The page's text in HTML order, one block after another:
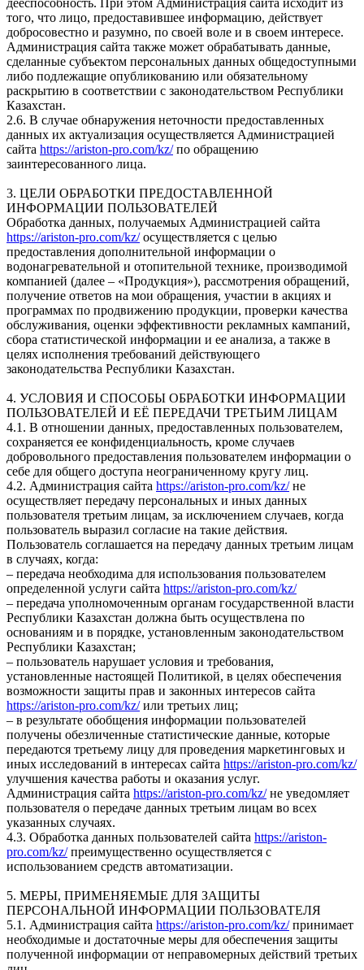
того, что лицо, предоставившее информацию, действует
добросовестно и разумно, по своей воле и в своем интересе.
Администрация сайта также может обрабатывать данные,
сделанные субъектом персональных данных общедоступными
либо подлежащие опубликованию или обязательному
раскрытию в соответствии с законодательством Республики
Казахстан.
2.6. В случае обнаружения неточности предоставленных
данных их актуализация осуществляется Администрацией
сайта https://ariston-pro.com/kz/по обращению
заинтересованного лица.
3. ЦЕЛИ ОБРАБОТКИ ПРЕДОСТАВЛЕННОЙ
ИНФОРМАЦИИ ПОЛЬЗОВАТЕЛЕЙ
Обработка данных, получаемых Администрацией сайта
https://ariston-pro.com/kz/осуществляется с целью
предоставления дополнительной информации о
водонагревательной и отопительной технике, производимой
компанией (далее – «Продукция»), рассмотрения обращений,
получение ответов на мои обращения, участии в акциях и
программах по продвижению продукции, проверки качества
обслуживания, оценки эффективности рекламных кампаний,
сбора статистической информации и ее анализа, а также в
целях исполнения требований действующего
законодательства Республики Казахстан.
4. УСЛОВИЯ И СПОСОБЫ ОБРАБОТКИ ИНФОРМАЦИИ
ПОЛЬЗОВАТЕЛЕЙ И ЕЁ ПЕРЕДАЧИ ТРЕТЬИМ ЛИЦАМ
4.1. В отношении данных, предоставленных пользователем,
сохраняется ее конфиденциальность, кроме случаев
добровольного предоставления пользователем информации о
себе для общего доступа неограниченному кругу лиц.
4.2. Администрация сайта https://ariston-pro.com/kz/не
осуществляет передачу персональных и иных данных
пользователя третьим лицам, за исключением случаев, когда
пользователь выразил согласие на такие действия.
Пользователь соглашается на передачу данных третьим лицам
в случаях, когда:
– передача необходима для использования пользователем
определенной услуги сайта https://ariston-pro.com/kz/
– передача уполномоченным органам государственной власти
Республики Казахстан должна быть осуществлена по
основаниям и в порядке, установленным законодательством
Республики Казахстан;
– пользователь нарушает условия и требования,
установленные настоящей Политикой, в целях обеспечения
возможности защиты прав и законных интересов сайта
https://ariston-pro.com/kz/или третьих лиц;
– в результате обобщения информации пользователей
получены обезличенные статистические данные, которые
передаются третьему лицу для проведения маркетинговых и
иных исследований в интересах сайта https://ariston-pro.com/kz/
улучшения качества работы и оказания услуг.
Администрация сайта https://ariston-pro.com/kz/не уведомляет
пользователя о передаче данных третьим лицам во всех
указанных случаях.
4.3. Обработка данных пользователей сайта https://ariston-
pro.com/kz/преимущественно осуществляется с
использованием средств автоматизации.
5. МЕРЫ, ПРИМЕНЯЕМЫЕ ДЛЯ ЗАЩИТЫ
ПЕРСОНАЛЬНОЙ ИНФОРМАЦИИ ПОЛЬЗОВАТЕЛЯ
5.1. Администрация сайта https://ariston-pro.com/kz/принимает
необходимые и достаточные меры для обеспечения защиты
полученной информации от неправомерных действий третьих